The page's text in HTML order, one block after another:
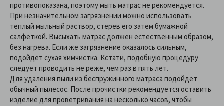
противопоказана, поэтому мыть матрас не рекомендуется.
При незначительном загрязнении можно использовать
теплый мыльный раствор, стерев его затем бумажной
салфеткой. Высыхать матрас должен естественным образом,
без нагрева. Если же загрязнение оказалось сильным,
подойдет сухая химчистка. Кстати, подобную процедуру
следует проводить не реже, чем раз в пять лет.
Для удаления пыли из беспружинного матраса подойдет
обычный пылесос. После прочистки рекомендуется оставить
изделие для проветривания на несколько часов, чтобы